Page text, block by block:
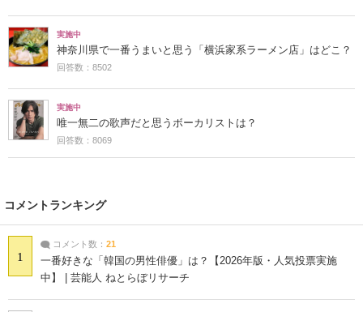
実施中
神奈川県で一番うまいと思う「横浜家系ラーメン店」はどこ？
回答数：8502
実施中
唯一無二の歌声だと思うボーカリストは？
回答数：8069
コメントランキング
1
コメント数： 21
一番好きな「韓国の男性俳優」は？【2026年版・人気投票実施
中】 | 芸能人 ねとらぼリサーチ